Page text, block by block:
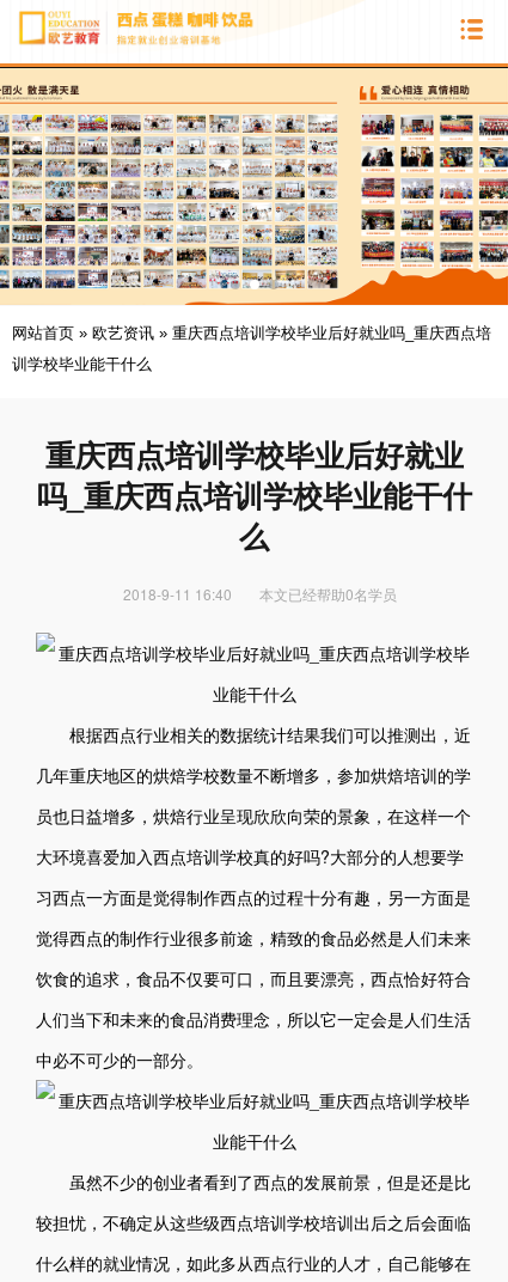
网站首页 » 欧艺资讯 » 重庆西点培训学校毕业后好就业吗_重庆西点培
训学校毕业能干什么
重庆西点培训学校毕业后好就业
吗_重庆西点培训学校毕业能干什
么
2018-9-11 16:40 本文已经帮助0名学员
根据西点行业相关的数据统计结果我们可以推测出，近
几年重庆地区的烘焙学校数量不断增多，参加烘焙培训的学
员也日益增多，烘焙行业呈现欣欣向荣的景象，在这样一个
大环境喜爱加入西点培训学校真的好吗?大部分的人想要学
习西点一方面是觉得制作西点的过程十分有趣，另一方面是
觉得西点的制作行业很多前途，精致的食品必然是人们未来
饮食的追求，食品不仅要可口，而且要漂亮，西点恰好符合
人们当下和未来的食品消费理念，所以它一定会是人们生活
中必不可少的一部分。
虽然不少的创业者看到了西点的发展前景，但是还是比
较担忧，不确定从这些级西点培训学校培训出后之后会面临
什么样的就业情况，如此多从西点行业的人才，自己能够在